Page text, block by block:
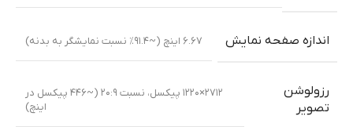
اندازه صفحه نمایش ۶.۶۷ اینچ (~۹۱.۴٪ نسبت نمایشگر به بدنه)
رزولوشن
تصویر
۲۷۱۲×۱۲۲۰ پیکسل، نسبت ۲۰:۹ (~۴۴۶ پیکسل در
اینچ)